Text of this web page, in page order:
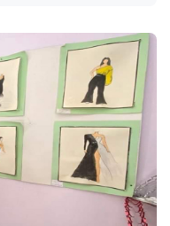
واحة المرأة